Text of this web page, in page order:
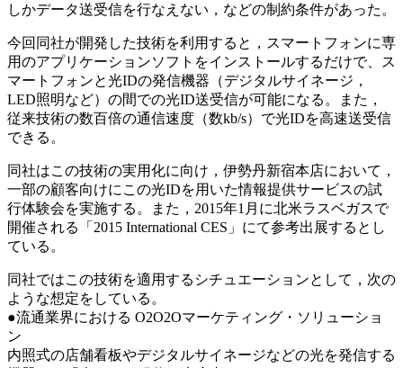
しかデータ送受信を行なえない，などの制約条件があった。
今回同社が開発した技術を利用すると，スマートフォンに専
用のアプリケーションソフトをインストールするだけで、ス
マートフォンと光IDの発信機器（デジタルサイネージ，
LED照明など）の間での光ID送受信が可能になる。また，
従来技術の数百倍の通信速度（数kb/s）で光IDを高速送受信
できる。
同社はこの技術の実用化に向け，伊勢丹新宿本店において，
一部の顧客向けにこの光IDを用いた情報提供サービスの試
行体験会を実施する。また，2015年1月に北米ラスベガスで
開催される「2015 International CES」にて参考出展するとし
ている。
同社ではこの技術を適用するシチュエーションとして，次の
ような想定をしている。
●流通業界における O2O2Oマーケティング・ソリューショ
ン
内照式の店舗看板やデジタルサイネージなどの光を発信する